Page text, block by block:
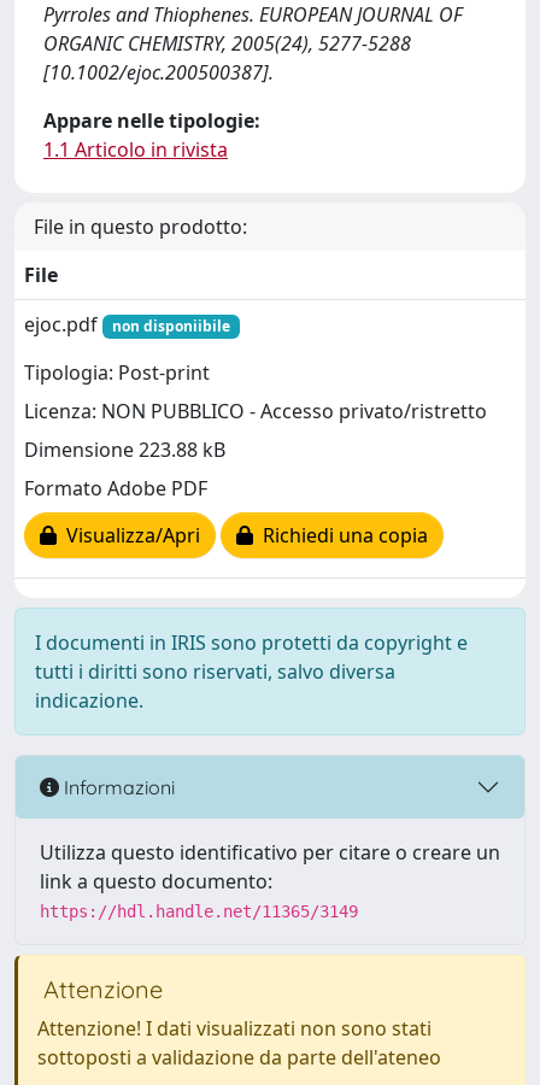
Pyrroles and Thiophenes. EUROPEAN JOURNAL OF
ORGANIC CHEMISTRY, 2005(24), 5277-5288
[10.1002/ejoc.200500387].
Appare nelle tipologie:
1.1 Articolo in rivista
File in questo prodotto:
File
ejoc.pdf
non disponiibile
Tipologia: Post-print
Licenza: NON PUBBLICO - Accesso privato/ristretto
Dimensione 223.88 kB
Formato Adobe PDF
Visualizza/Apri
Richiedi una copia
I documenti in IRIS sono protetti da copyright e
tutti i diritti sono riservati, salvo diversa
indicazione.
Informazioni
Utilizza questo identificativo per citare o creare un
link a questo documento:
https://hdl.handle.net/11365/3149
Attenzione
Attenzione! I dati visualizzati non sono stati
sottoposti a validazione da parte dell'ateneo